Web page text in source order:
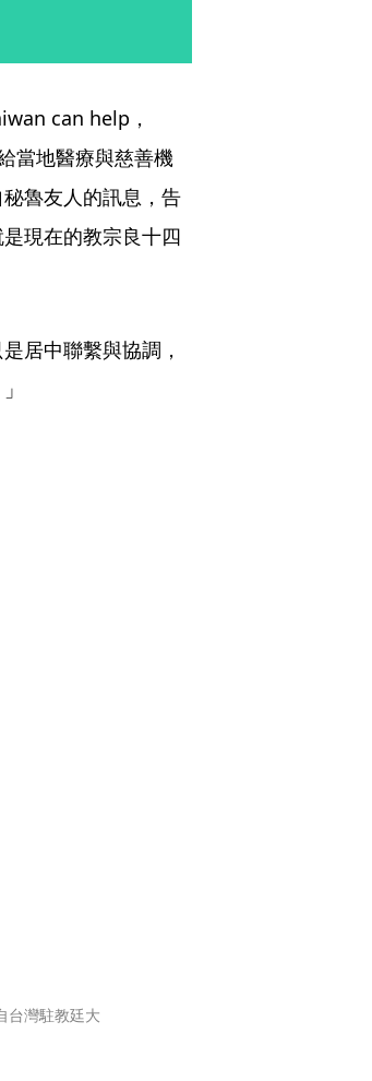
can help，
當地醫療與慈善機
魯友人的訊息，告
現在的教宗良十四
居中聯繫與協調，
台灣駐教廷大